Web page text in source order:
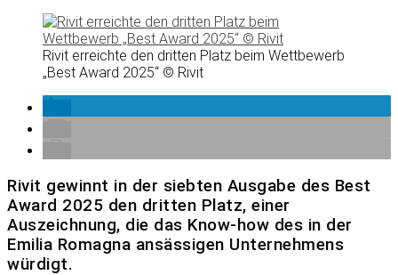
Rivit erreichte den dritten Platz beim Wettbewerb
„Best Award 2025“ © Rivit
Rivit gewinnt in der siebten Ausgabe des Best
Award 2025 den dritten Platz, einer
Auszeichnung, die das Know-how des in der
Emilia Romagna ansässigen Unternehmens
würdigt.